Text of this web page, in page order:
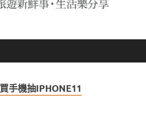
手機抽IPHONE11